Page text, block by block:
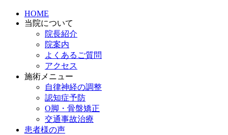
HOME
当院について
院長紹介
院案内
よくあるご質問
アクセス
施術メニュー
自律神経の調整
認知症予防
O脚・骨盤矯正
交通事故治療
患者様の声